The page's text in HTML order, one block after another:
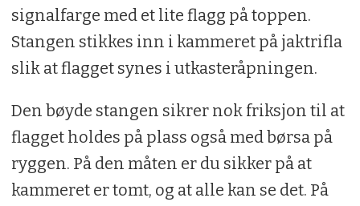
signalfarge med et lite flagg på toppen.
Stangen stikkes inn i kammeret på jaktrifla
slik at flagget synes i utkasteråpningen.
Den bøyde stangen sikrer nok friksjon til at
flagget holdes på plass også med børsa på
ryggen. På den måten er du sikker på at
kammeret er tomt, og at alle kan se det. På